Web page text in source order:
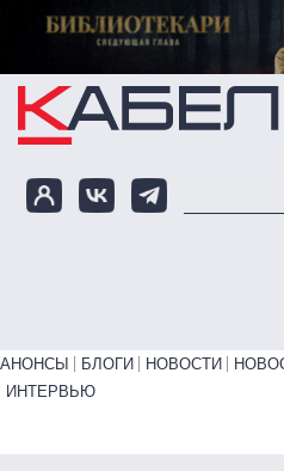
Перейти к основному
Primary links bottom
АНОНСЫ БЛОГИ НОВОСТИ
ИНТЕРВЬЮ